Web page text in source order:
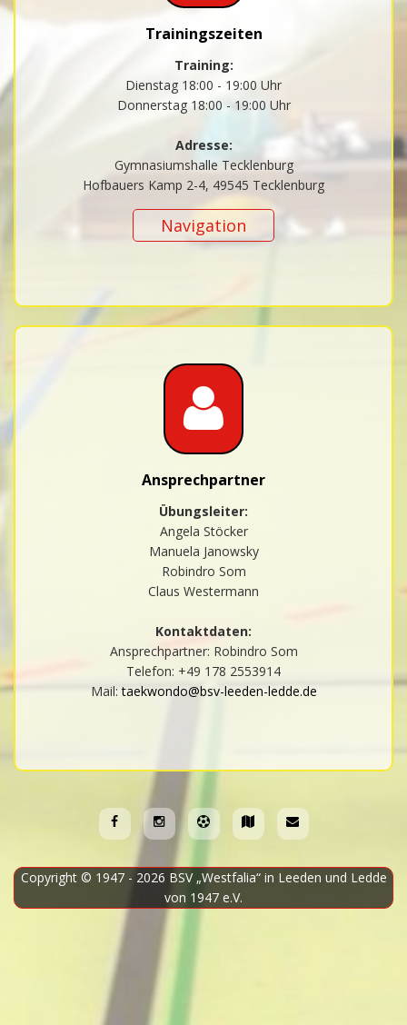
Trainingszeiten
Training:
Dienstag 18:00 - 19:00 Uhr
Donnerstag 18:00 - 19:00 Uhr
Adresse:
Gymnasiumshalle Tecklenburg
Hofbauers Kamp 2-4, 49545 Tecklenburg
Navigation
Ansprechpartner
Übungsleiter:
Angela Stöcker
Manuela Janowsky
Robindro Som
Claus Westermann
Kontaktdaten:
Ansprechpartner: Robindro Som
Telefon: +49 178 2553914
Mail:taekwondo@bsv-leeden-ledde.de
Copyright © 1947 - 2026 BSV „Westfalia“ in Leeden und Ledde
von 1947 e.V.